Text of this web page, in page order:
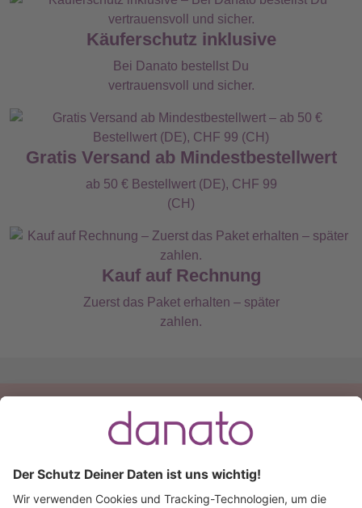
Käuferschutz inklusive
Bei Danato bestellst Du
vertrauensvoll und sicher.
Gratis Versand ab Mindestbestellwert
ab 50 € Bestellwert (DE), CHF 99
(CH)
Kauf auf Rechnung
Zuerst das Paket erhalten – später
zahlen.
Du hast eine Frage?
+49 (0) 511 51 56 0300
schreib uns eineE-Mail